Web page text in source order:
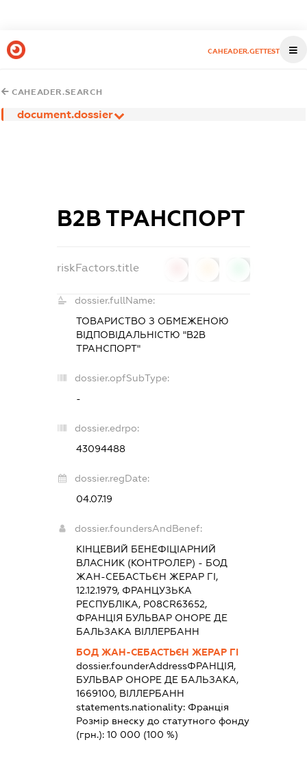
CAHEADER.GETTEST
CAHEADER.SEARCH
document.dossier
В2В ТРАНСПОРТ
riskFactors.title
dossier.fullName:
ТОВАРИСТВО З ОБМЕЖЕНОЮ
ВІДПОВІДАЛЬНІСТЮ "В2В
ТРАНСПОРТ"
dossier.opfSubType:
-
dossier.edrpo:
43094488
dossier.regDate:
04.07.19
dossier.foundersAndBenef:
КІНЦЕВИЙ БЕНЕФІЦІАРНИЙ
ВЛАСНИК (КОНТРОЛЕР) - БОД
ЖАН-СЕБАСТЬЄН ЖЕРАР ГІ,
12.12.1979, ФРАНЦУЗЬКА
РЕСПУБЛІКА, Р08CR63652,
ФРАНЦІЯ БУЛЬВАР ОНОРЕ ДЕ
БАЛЬЗАКА ВІЛЛЕРБАНН
БОД ЖАН-СЕБАСТЬЄН ЖЕРАР ГІ
dossier.founderAddressФРАНЦІЯ,
БУЛЬВАР ОНОРЕ ДЕ БАЛЬЗАКА,
1669100, ВІЛЛЕРБАНН
statements.nationality: Франція
Розмір внеску до статутного фонду
(грн.): 10 000 (100 %)